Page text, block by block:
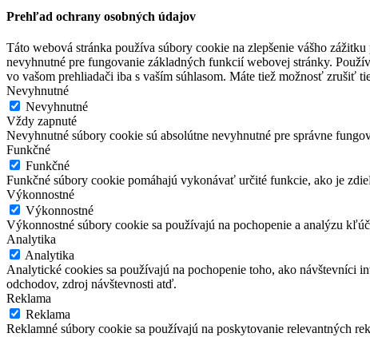
Prehľad ochrany osobných údajov
Táto webová stránka používa súbory cookie na zlepšenie vášho
nevyhnutné pre fungovanie základných funkcií webovej stránky.
vo vašom prehliadači iba s vaším súhlasom. Máte tiež možnosť zrušiť
Nevyhnutné
Nevyhnutné
Vždy zapnuté
Nevyhnutné súbory cookie sú absolútne nevyhnutné pre správne
Funkčné
Funkčné
Funkčné súbory cookie pomáhajú vykonávať určité funkcie, ako je
Výkonnostné
Výkonnostné
Výkonnostné súbory cookie sa používajú na pochopenie a analýzu
Analytika
Analytika
Analytické cookies sa používajú na pochopenie toho, ako návštevníci
odchodov, zdroj návštevnosti atď.
Reklama
Reklama
Reklamné súbory cookie sa používajú na poskytovanie relevantných